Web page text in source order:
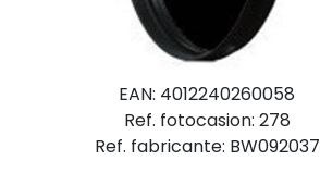
EAN: 4012240260058
Ref. fotocasion: 278
Ref. fabricante: BW092037